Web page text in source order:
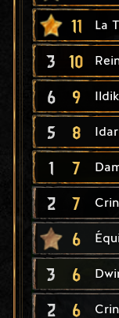
11 La
3 10
6 9
5 8
1 7
2 7
6
3 6
2 6